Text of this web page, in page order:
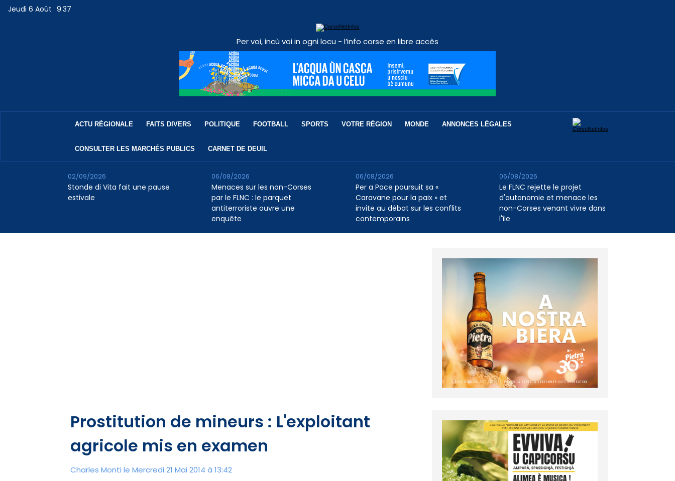
Jeudi 6 Août 9:37
Per voi, incù voi in ogni locu - l’info corse en libre accès
ACTU RÉGIONALE FAITS DIVERS POLITIQUE FOOTBALL SPORTS VOTRE RÉGION MONDE ANNONCES LÉGALES
CONSULTER LES MARCHÉS PUBLICS CARNET DE DEUIL
Stonde di Vita fait une pause
estivale
02/09/2026
Menaces sur les non-Corses
par le FLNC : le parquet
antiterroriste ouvre une
enquête
06/08/2026
Per a Pace poursuit sa «
Caravane pour la paix » et
invite au débat sur les conflits
contemporains
06/08/2026
Le FLNC rejette le projet
d'autonomie et menace les
non-Corses venant vivre dans
l'île
06/08/2026
Prostitution de mineurs : L'exploitant
agricole mis en examen
Charles Monti le Mercredi 21 Mai 2014 à 13:42